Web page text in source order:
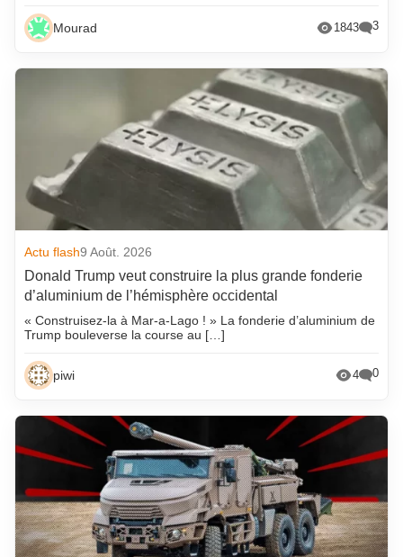
Mourad 1843 3
Actu flash9 Août. 2026
Donald Trump veut construire la plus grande fonderie
d’aluminium de l’hémisphère occidental
« Construisez-la à Mar-a-Lago ! » La fonderie d’aluminium de
Trump bouleverse la course au […]
piwi 4 0